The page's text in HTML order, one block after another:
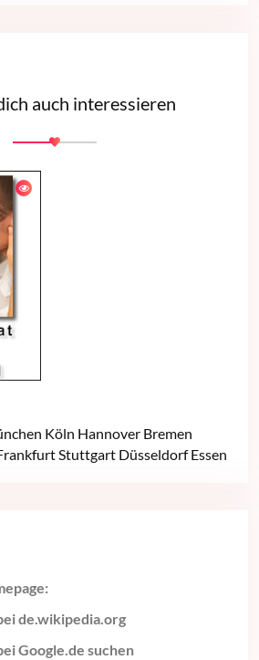
auch interessieren
Köln Hannover Bremen
Stuttgart Düsseldorf Essen
de.wikipedia.org
Google.de suchen